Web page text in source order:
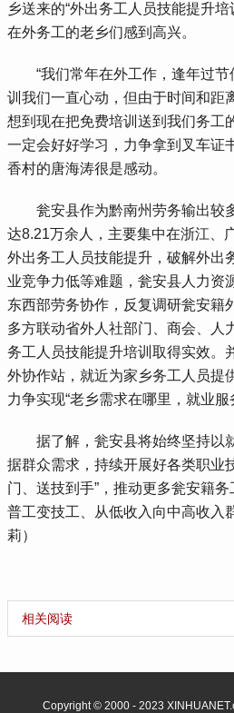
乡送来的“外出务工人员技能提升
在外务工的老乡们感到高兴。
“我们常年在外工作，逢年过节
训我们一直心动，但由于时间和距
想到现在把免费培训送到我们务工
一定会好好学习，力争拿到叉车证
香村的唐海涛很是感动。
瓮安县作为黔南州劳务输出较
达8.21万余人，主要集中在浙江、
外出务工人员技能提升，破解外出
业竞争力低等难题，瓮安县人力资
东西部劳务协作，反复调研瓮安籍
多方联动省外人社部门、商会、人
务工人员技能提升培训取得实效。
外协作站，就近为家乡务工人员提
力争实现“老乡需求在哪里，就业服
据了解，瓮安县将始终坚持以
据群众需求，持续开展好各类职业
门、送技到手”，推动更多瓮安籍
普工变技工、从低收入向中高收入
莉）
相关阅读
Copyright © 2000 - 2023